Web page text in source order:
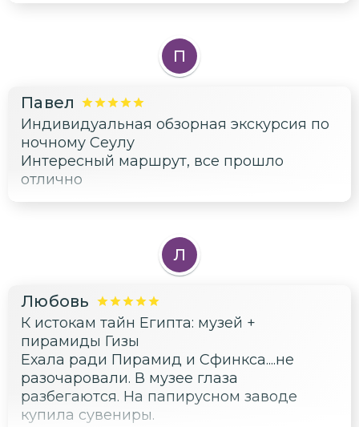
П
Павел
Индивидуальная обзорная экскурсия по
ночному Сеулу
Интересный маршрут, все прошло
отлично
Л
Любовь
К истокам тайн Египта: музей +
пирамиды Гизы
Ехала ради Пирамид и Сфинкса....не
разочаровали. В музее глаза
разбегаются. На папирусном заводе
купила сувениры.